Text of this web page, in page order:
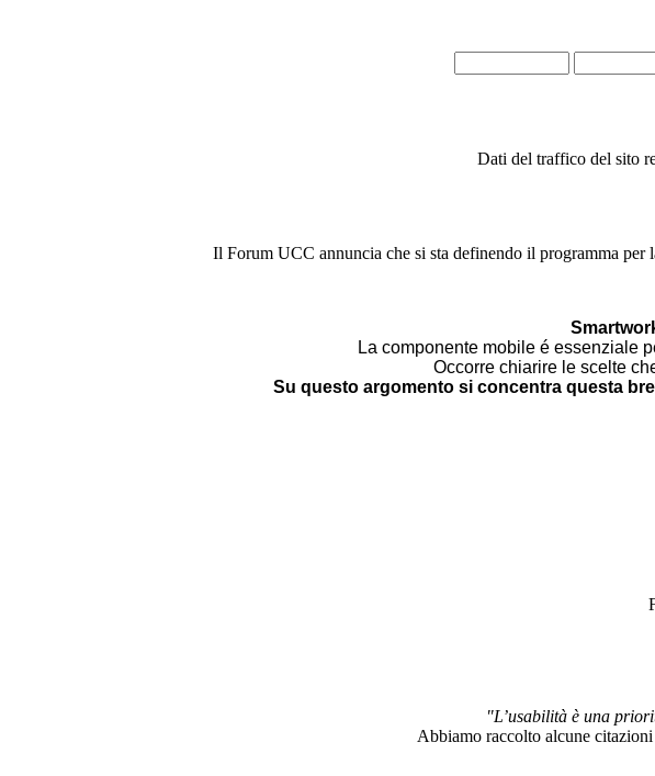
Dati del traffico del sito
Il Forum UCC annuncia che si sta definendo il programma
La componente mobile é essenziale
Occorre chiarire le scelte
Su questo argomento si concentra questa
"L’usabilità è una
Abbiamo raccolto alcune